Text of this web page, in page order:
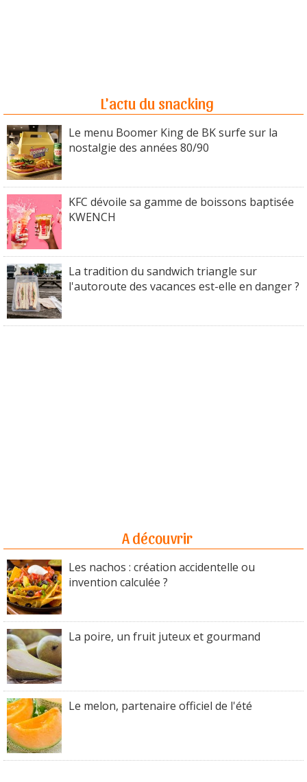
L'actu du snacking
Le menu Boomer King de BK surfe sur la
nostalgie des années 80/90
KFC dévoile sa gamme de boissons baptisée
KWENCH
La tradition du sandwich triangle sur
l'autoroute des vacances est-elle en danger ?
A découvrir
Les nachos : création accidentelle ou
invention calculée ?
La poire, un fruit juteux et gourmand
Le melon, partenaire officiel de l'été